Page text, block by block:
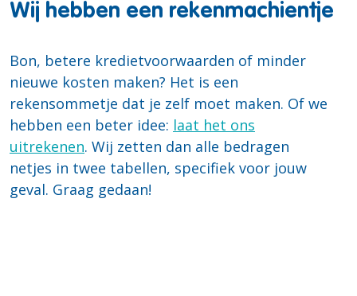
Wij hebben een rekenmachientje
Bon, betere kredietvoorwaarden of minder
nieuwe kosten maken? Het is een
rekensommetje dat je zelf moet maken. Of we
hebben een beter idee: laat het ons
uitrekenen. Wij zetten dan alle bedragen
netjes in twee tabellen, specifiek voor jouw
geval. Graag gedaan!